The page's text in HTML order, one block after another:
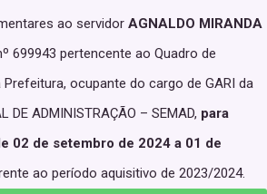
ao servidor AGNALDO MIRANDA
699943 pertencente ao Quadro de
Prefeitura, ocupante do cargo de GARI da
DE ADMINISTRAÇÃO – SEMAD, para
02 de setembro de 2024 a 01 de
ao período aquisitivo de 2023/2024.